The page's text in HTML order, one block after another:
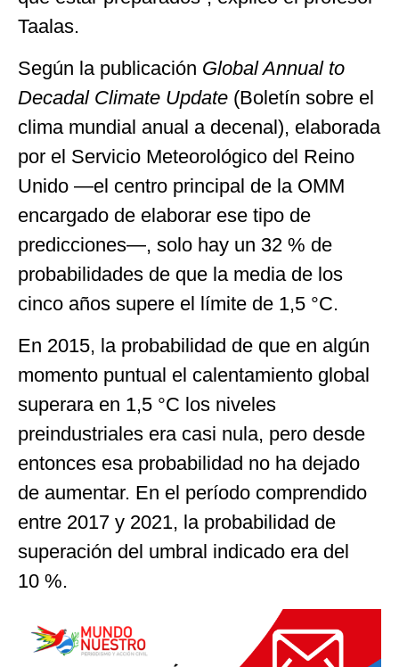
Taalas.
Según la publicación Global Annual to
Decadal Climate Update (Boletín sobre el
clima mundial anual a decenal), elaborada
por el Servicio Meteorológico del Reino
Unido —el centro principal de la OMM
encargado de elaborar ese tipo de
predicciones—, solo hay un 32 % de
probabilidades de que la media de los
cinco años supere el límite de 1,5 °C.
En 2015, la probabilidad de que en algún
momento puntual el calentamiento global
superara en 1,5 °C los niveles
preindustriales era casi nula, pero desde
entonces esa probabilidad no ha dejado
de aumentar. En el período comprendido
entre 2017 y 2021, la probabilidad de
superación del umbral indicado era del
10 %.